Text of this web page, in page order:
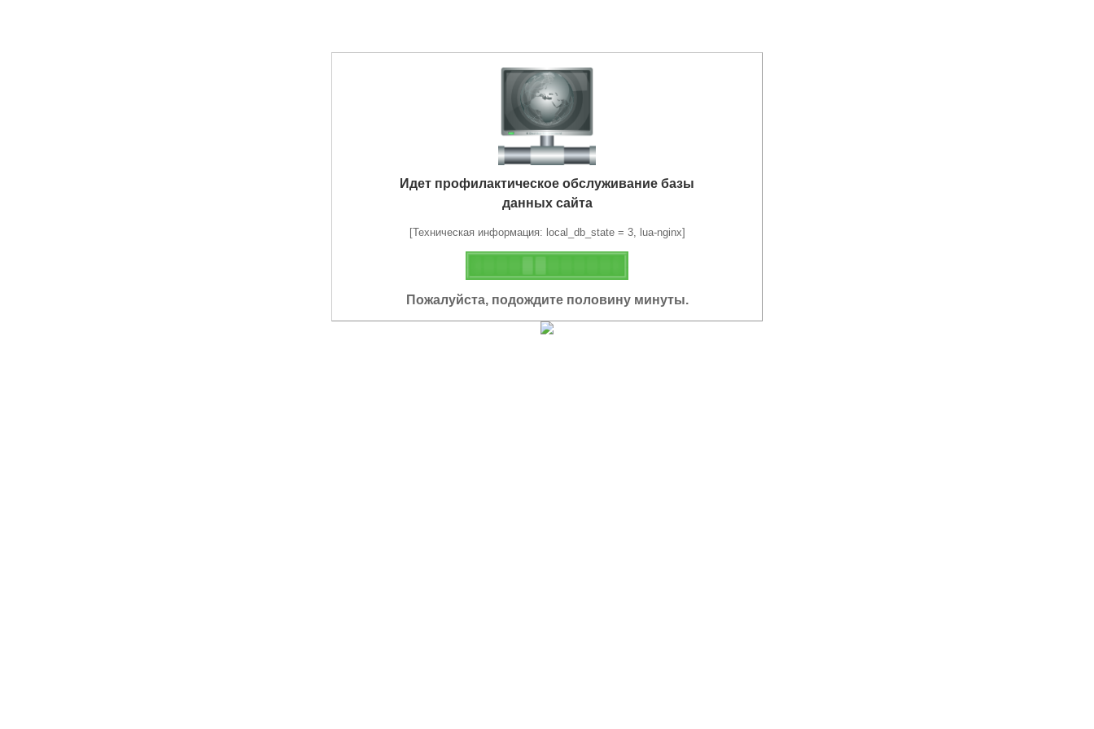
Идет профилактическое обслуживание базы
данных сайта
[Техническая информация: local_db_state = 3, lua-nginx]
Пожалуйста, подождите половину минуты.